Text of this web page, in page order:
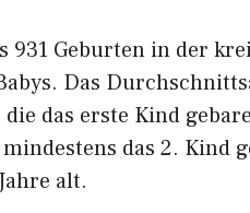
931 Geburten in der
Das
das erste Kind
das 2. Kind
alt.